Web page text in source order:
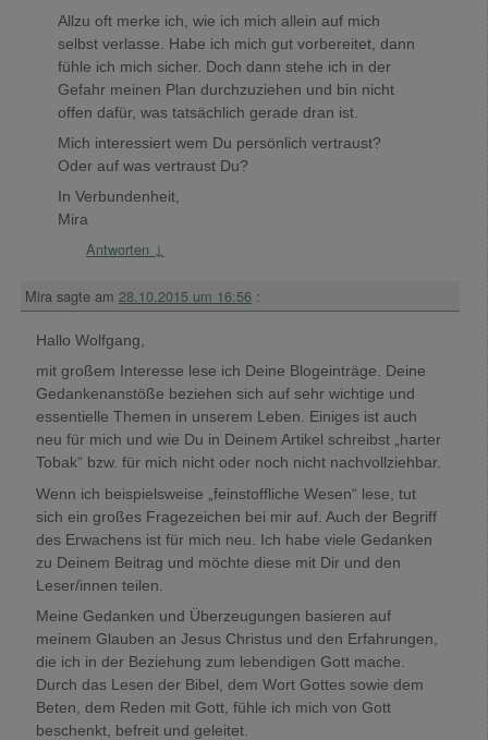
Allzu oft merke ich, wie ich mich allein auf mich
selbst verlasse. Habe ich mich gut vorbereitet, dann
fühle ich mich sicher. Doch dann stehe ich in der
Gefahr meinen Plan durchzuziehen und bin nicht
offen dafür, was tatsächlich gerade dran ist.
Mich interessiert wem Du persönlich vertraust?
Oder auf was vertraust Du?
In Verbundenheit,
Mira
Antworten ↓
Mira sagte am 28.10.2015 um 16:56 :
Hallo Wolfgang,
mit großem Interesse lese ich Deine Blogeinträge. Deine
Gedankenanstöße beziehen sich auf sehr wichtige und
essentielle Themen in unserem Leben. Einiges ist auch
neu für mich und wie Du in Deinem Artikel schreibst „harter
Tobak“ bzw. für mich nicht oder noch nicht nachvollziehbar.
Wenn ich beispielsweise „feinstoffliche Wesen“ lese, tut
sich ein großes Fragezeichen bei mir auf. Auch der Begriff
des Erwachens ist für mich neu. Ich habe viele Gedanken
zu Deinem Beitrag und möchte diese mit Dir und den
Leser/innen teilen.
Meine Gedanken und Überzeugungen basieren auf
meinem Glauben an Jesus Christus und den Erfahrungen,
die ich in der Beziehung zum lebendigen Gott mache.
Durch das Lesen der Bibel, dem Wort Gottes sowie dem
Beten, dem Reden mit Gott, fühle ich mich von Gott
beschenkt, befreit und geleitet.